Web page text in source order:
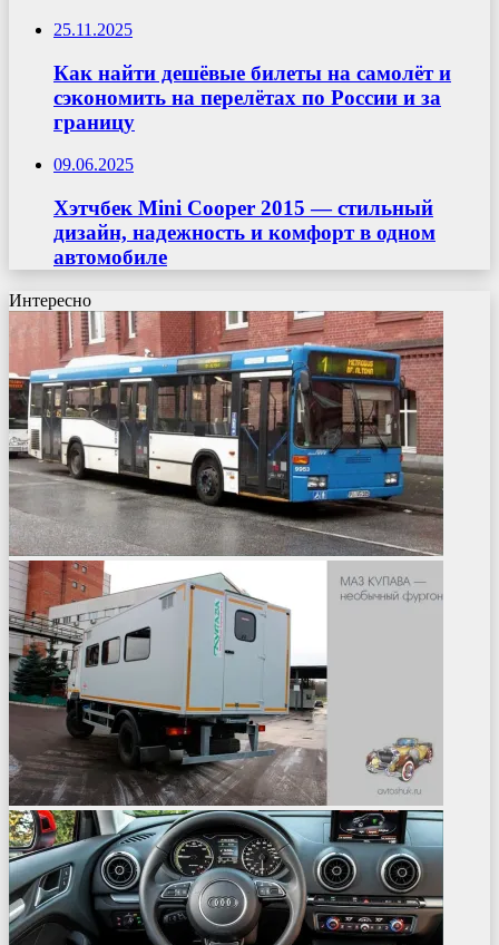
25.11.2025
Как найти дешёвые билеты на самолёт и
сэкономить на перелётах по России и за
границу
09.06.2025
Хэтчбек Mini Cooper 2015 — стильный
дизайн, надежность и комфорт в одном
автомобиле
Интересно